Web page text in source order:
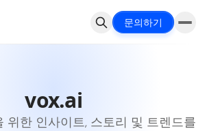
문의하기
vox.ai
위한 인사이트, 스토리 및 트렌드를